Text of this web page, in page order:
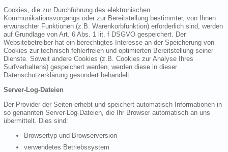
Cookies, die zur Durchführung des elektronischen
Kommunikationsvorgangs oder zur Bereitstellung bestimmter, von Ihnen
erwünschter Funktionen (z.B. Warenkorbfunktion) erforderlich sind, werden
auf Grundlage von Art. 6 Abs. 1 lit. f DSGVO gespeichert. Der
Websitebetreiber hat ein berechtigtes Interesse an der Speicherung von
Cookies zur technisch fehlerfreien und optimierten Bereitstellung seiner
Dienste. Soweit andere Cookies (z.B. Cookies zur Analyse Ihres
Surfverhaltens) gespeichert werden, werden diese in dieser
Datenschutzerklärung gesondert behandelt.
Server-Log-Dateien
Der Provider der Seiten erhebt und speichert automatisch Informationen in
so genannten Server-Log-Dateien, die Ihr Browser automatisch an uns
übermittelt. Dies sind:
Browsertyp und Browserversion
verwendetes Betriebssystem